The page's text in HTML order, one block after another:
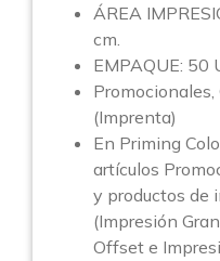
ÁREA
cm.
EMPAQUE: 50
(Imprenta)
En Priming
artículos
y productos de
(Impresión
Offset e